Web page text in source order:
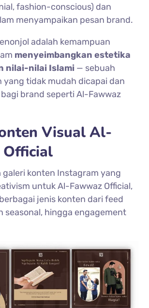
fashion-conscious) dan
menyampaikan pesan brand.
adalah kemampuan
menyeimbangkan estetika
nilai-nilai Islami — sebuah
yang tidak mudah dicapai dan
brand seperti Al-Fawwaz
Visual Al-
Official
galeri konten Instagram yang
untuk Al-Fawwaz Official,
jenis konten dari feed
seasonal, hingga engagement